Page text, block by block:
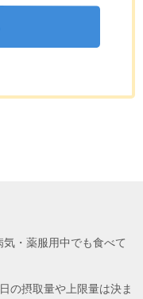
気・薬服用中でも食べて
の摂取量や上限量は決ま